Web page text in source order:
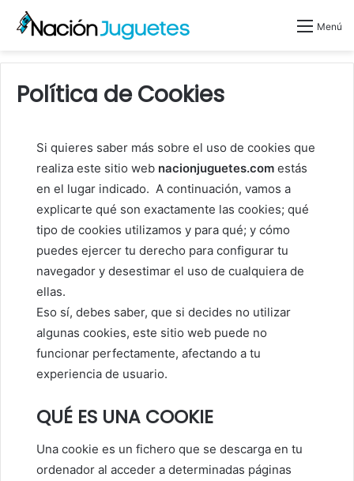
Menú
Política de Cookies
Si quieres saber más sobre el uso de cookies que
realiza este sitio web nacionjuguetes.com estás
en el lugar indicado. A continuación, vamos a
explicarte qué son exactamente las cookies; qué
tipo de cookies utilizamos y para qué; y cómo
puedes ejercer tu derecho para configurar tu
navegador y desestimar el uso de cualquiera de
ellas.
Eso sí, debes saber, que si decides no utilizar
algunas cookies, este sitio web puede no
funcionar perfectamente, afectando a tu
experiencia de usuario.
QUÉ ES UNA COOKIE
Una cookie es un fichero que se descarga en tu
ordenador al acceder a determinadas páginas